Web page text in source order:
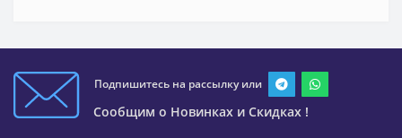
Подпишитесь на рассылку или
Сообщим о Новинках и Скидках !